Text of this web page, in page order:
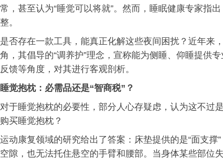
常，甚至认为“睡觉可以将就”。然而，睡眠健康专家
整。
是否存在一款工具，能真正化解这些夜间困扰？近年来
角，其倡导的“调养护”理念，宣称能为侧睡、仰睡提供
反馈等角度，对其进行客观剖析。
睡觉抱枕：必需品还是“智商税”？
对于睡觉抱枕的必要性，部分人心存疑虑，认为这不过
购买睡觉抱枕？
运动康复领域的研究给出了答案：床垫提供的是“面支
空隙，也无法托住悬空的手臂和腰部。当身体某些部位